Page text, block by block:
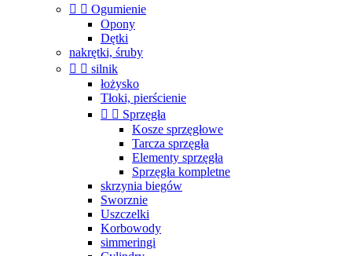
  Ogumienie
Opony
Dętki
nakrętki, śruby
  silnik
łożysko
Tłoki, pierścienie
  Sprzęgła
Kosze sprzęgłowe
Tarcza sprzęgła
Elementy sprzęgła
Sprzęgła kompletne
skrzynia biegów
Sworznie
Uszczelki
Korbowody
simmeringi